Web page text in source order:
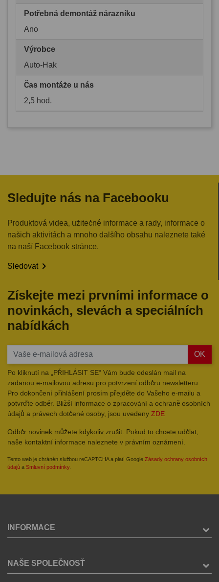
Potřebná demontáž nárazníku
Ano
Výrobce
Auto-Hak
Čas montáže u nás
2,5 hod.
Sledujte nás na Facebooku
Produktová videa, užitečné informace a rady, informace o
našich aktivitách a mnoho dalšího obsahu naleznete také
na naší Facebook stránce.
Sledovat
Získejte mezi prvními informace o
novinkách, slevách a speciálních
nabídkách
OK
Po kliknutí na „PŘIHLÁSIT SE“ Vám bude odeslán mail na
zadanou e-mailovou adresu pro potvrzení odběru newsletteru.
Pro dokončení přihlášení prosím přejděte do Vašeho e-mailu a
potvrďte odběr. Bližší informace o zpracování a ochraně osobních
údajů a právech dotčené osoby, jsou uvedeny ZDE
Odběr novinek můžete kdykoliv zrušit. Pokud to chcete udělat,
naše kontaktní informace naleznete v právním oznámení.
Tento web je chráněn službou reCAPTCHA a platí Google Zásady ochrany osobních
údajů a Smluvní podmínky.
INFORMACE
NAŠE SPOLEČNOSŤ